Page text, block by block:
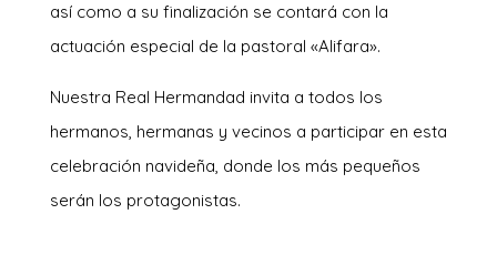
así como a su finalización se contará con la
actuación especial de la pastoral «Alifara».
Nuestra Real Hermandad invita a todos los
hermanos, hermanas y vecinos a participar en esta
celebración navideña, donde los más pequeños
serán los protagonistas.